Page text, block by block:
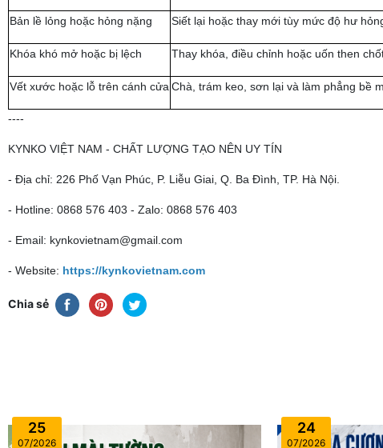
Bản lề lỏng hoặc hỏng nặng Siết lại hoặc thay mới tùy mức độ hư
Khóa khó mở hoặc bị lệch Thay khóa, điều chỉnh hoặc uốn then
Vết xước hoặc lỗ trên cánh cửa Chà, trám keo, sơn lại và làm phẳng bề
----
KYNKO VIỆT NAM - CHẤT LƯỢNG TẠO NÊN UY TÍN
- Địa chỉ: 226 Phố Vạn Phúc, P. Liễu Giai, Q. Ba Đình, TP. Hà Nội.
- Hotline: 0868 576 403 - Zalo: 0868 576 403
- Email: kynkovietnam@gmail.com
- Website: https://kynkovietnam.com
Chia sẻ
25
07/2026
24
07/2026